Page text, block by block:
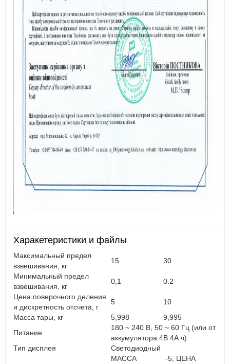
Харакетеристики и файлы
Максимальный предел
взвешивания, кг
15
30
Минимальный предел
взвешивания, кг
0,1
0.2
Цена поверочного деления
и дискретность отсчета, г
5
10
Масса тары, кг
5,998
9,995
Питание
180 ~ 240 В, 50 ~ 60 Гц (или от
аккумулятора 4В 4А ч)
Тип дисплея
Светодиодный
МАССА -5, ЦЕНА